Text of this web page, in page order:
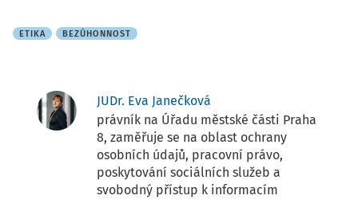
ETIKA BEZÚHONNOST
JUDr. Eva Janečková
právník na Úřadu městské části Praha
8, zaměřuje se na oblast ochrany
osobních údajů, pracovní právo,
poskytování sociálních služeb a
svobodný přístup k informacím